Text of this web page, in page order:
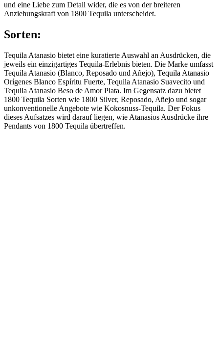
und eine Liebe zum Detail wider, die es von der breiteren
Anziehungskraft von 1800 Tequila unterscheidet.
Sorten:
Tequila Atanasio bietet eine kuratierte Auswahl an Ausdrücken, die
jeweils ein einzigartiges Tequila-Erlebnis bieten. Die Marke umfasst
Tequila Atanasio (Blanco, Reposado und Añejo), Tequila Atanasio
Orígenes Blanco Espíritu Fuerte, Tequila Atanasio Suavecito und
Tequila Atanasio Beso de Amor Plata. Im Gegensatz dazu bietet
1800 Tequila Sorten wie 1800 Silver, Reposado, Añejo und sogar
unkonventionelle Angebote wie Kokosnuss-Tequila. Der Fokus
dieses Aufsatzes wird darauf liegen, wie Atanasios Ausdrücke ihre
Pendants von 1800 Tequila übertreffen.